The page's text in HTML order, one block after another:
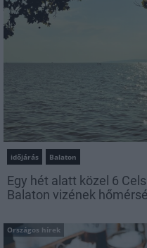
időjárás Balaton
Egy hét alatt közel 6
Balaton vizének
Országos hírek